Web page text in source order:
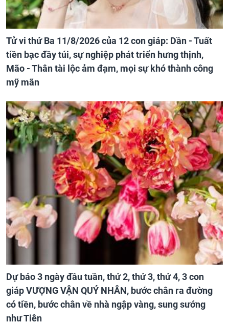
Tử vi thứ Ba 11/8/2026 của 12 con giáp: Dần - Tuất
tiền bạc đầy túi, sự nghiệp phát triển hưng thịnh,
Mão - Thân tài lộc ảm đạm, mọi sự khó thành công
mỹ mãn
Dự báo 3 ngày đầu tuần, thứ 2, thứ 3, thứ 4, 3 con
giáp VƯỢNG VẬN QUÝ NHÂN, bước chân ra đường
có tiền, bước chân về nhà ngập vàng, sung sướng
như Tiên